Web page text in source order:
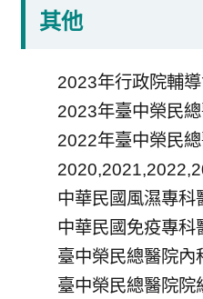
其他
2023年行政院輔
2023年臺中榮民
2022年臺中榮民
中華民國風濕專科
中華民國免疫專科
臺中榮民總醫院內
臺中榮民總醫院院